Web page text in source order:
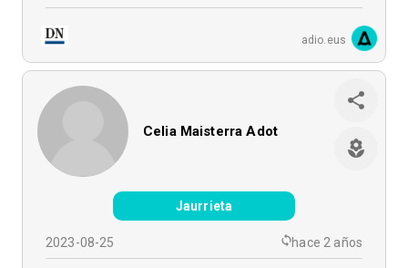
adio.eus
Celia Maisterra Adot
Jaurrieta
2023-08-25 hace 2 años